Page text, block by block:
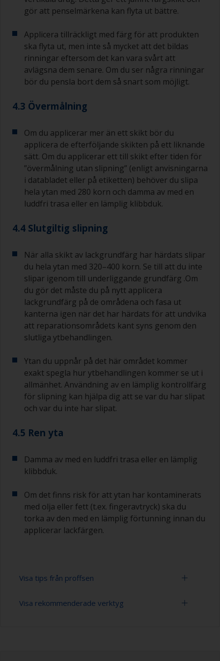
gör att penselmärkena kan flyta ut bättre.
Applicera tillräckligt med färg för att produkten
ska flyta ut, men inte så mycket att det bildas
rinningar eftersom det kan vara svårt att
avlägsna dem senare. Om du ser några rinningar
bör du pensla bort dem så snart som möjligt.
4.3 Övermålning
Om du applicerar mer än ett skikt bör du
applicera de efterföljande skikten på ett liknande
sätt. Om du applicerar ett till skikt efter tiden för
”övermålning utan slipning” (enligt anvisningarna
i databladet eller på etiketten) behöver du slipa
hela ytan med 280 korn och damma av med en
luddfri trasa eller en lämplig klibbduk.
4.4 Slutgiltig slipning
När alla skikt av lackgrundfärg har härdats slipar
du hela ytan med 320–400 korn. Se till att du inte
slipar igenom till underliggande grundfärg .Om
du gör det måste du på nytt applicera
lackgrundfärg på de områdena och fasa ut
kanterna igen när det har härdats för att undvika
att reparationsområdets kant syns genom den
slutliga ytbehandlingen.
Ytan du uppnår på det här området kommer
exakt spegla hur ytbehandlingen kommer se ut i
allmänhet. Användning av en lämplig kontrollfärg
för slipning kan hjälpa dig att se var du har slipat
och var du inte har slipat.
4.5 Ren yta
Damma av med en luddfri trasa eller en lämplig
klibbduk.
Om det finns risk för att ytan har kontaminerats
med olja eller fett (t.ex. fingeravtryck) ska du
torka av den med en lämplig förtunning innan du
applicerar lackfärgen.
Visa tips från proffsen
Arbeta med en roller:
Visa rekommenderade verktyg